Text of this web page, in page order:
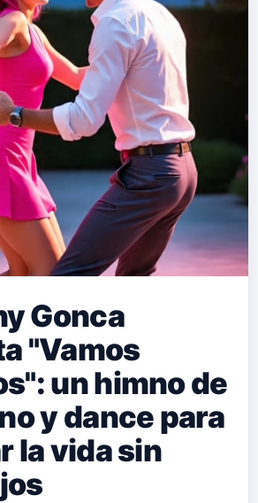
Gonca
"Vamos
un himno de
y dance para
la vida sin